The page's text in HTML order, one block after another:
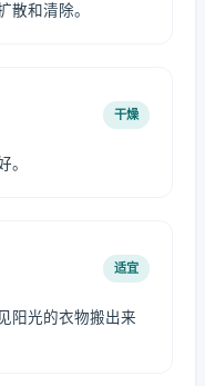
散和清除。
干燥
。
适宜
阳光的衣物搬出来